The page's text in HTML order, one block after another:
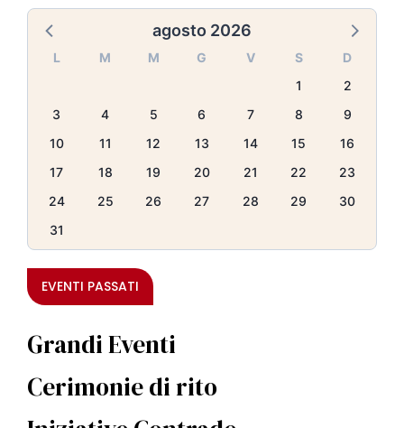
agosto 2026
L M M G V S
D
1
2
3
4 5 6 7 8
9
10
11 12 13 14 15
16
17
18 19 20 21 22
23
24
25 26 27 28 29
30
31
EVENTI PASSATI
Grandi Eventi
Cerimonie di rito